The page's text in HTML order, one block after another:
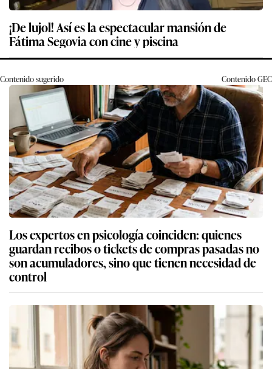
¡De lujol! Así es la espectacular mansión de
Fátima Segovia con cine y piscina
Contenido sugerido ContenidoGEC
Los expertos en psicología coinciden: quienes
guardan recibos o tickets de compras pasadas no
son acumuladores, sino que tienen necesidad de
control